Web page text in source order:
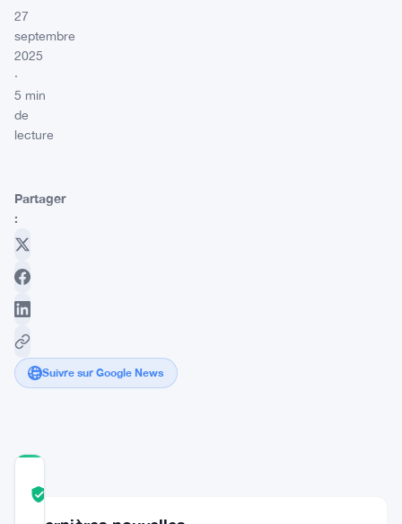
27
septembre
2025
·
5 min
de
lecture
Partager
:
Suivre sur Google News